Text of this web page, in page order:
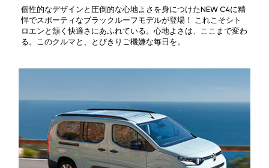
個性的なデザインと圧倒的な心地よさを身につけたNEW C4に精
悍でスポーティなブラックルーフモデルが登場！ これこそシト
ロエンと頷く快適さにあふれている。心地よさは、ここまで変わ
る。このクルマと、とびきりご機嫌な毎日を。